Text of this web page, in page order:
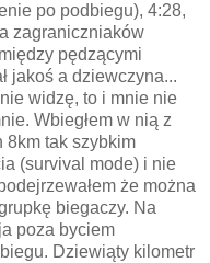
po podbiegu), 4:28,
zagraniczniaków
pędzącymi
jakoś a dziewczyna...
widzę, to i mnie nie
Wbiegłem w nią z
8km tak szybkim
(survival mode) i nie
że można
biegaczy. Na
poza byciem
Dziewiąty kilometr